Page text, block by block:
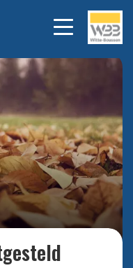
Bekijk alle foto's